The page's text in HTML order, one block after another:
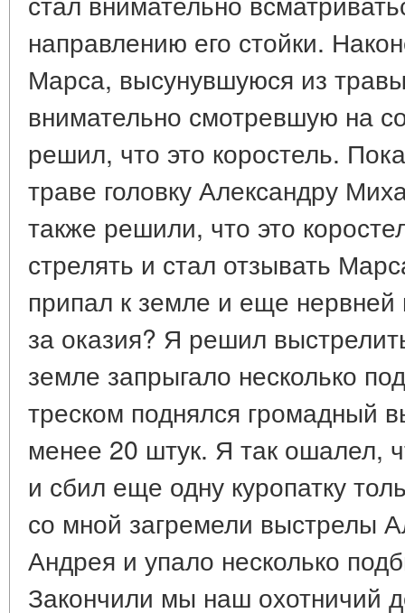
направлению его стойки.
Марса, высунувшуюся из
внимательно смотревшую на
решил, что это коростель.
траве головку Александру
также решили, что это
стрелять и стал отзывать
припал к земле и еще нервней
за оказия? Я решил
земле запрыгало несколько
треском поднялся громадный
менее 20 штук. Я так ошалел,
и сбил еще одну куропатку
со мной загремели выстрелы
Андрея и упало несколько
Закончили мы наш охотничий